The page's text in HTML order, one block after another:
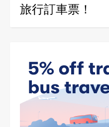
旅行訂車票！